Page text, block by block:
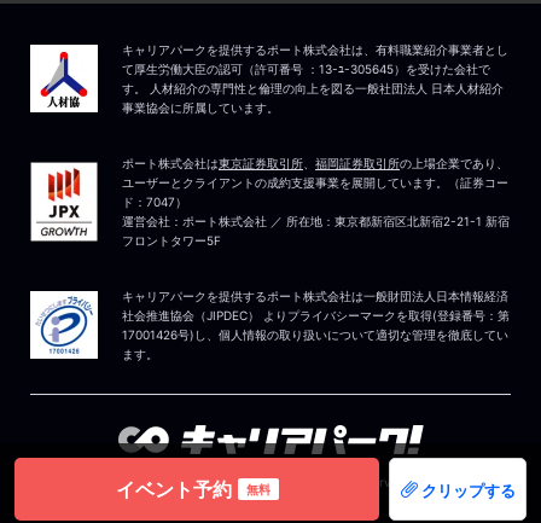
イベント予約 無料 クリップする